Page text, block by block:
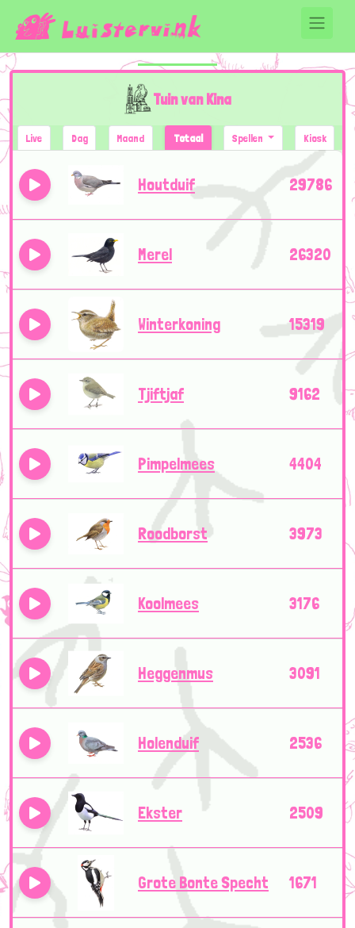
Tuin van Kina
Live Dag Maand Totaal Spellen Kiosk
Houtduif 29786
Merel 26320
Winterkoning 15319
Tjiftjaf 9162
Pimpelmees 4404
Roodborst 3973
Koolmees 3176
Heggenmus 3091
Holenduif 2536
Ekster 2509
Grote Bonte Specht 1671